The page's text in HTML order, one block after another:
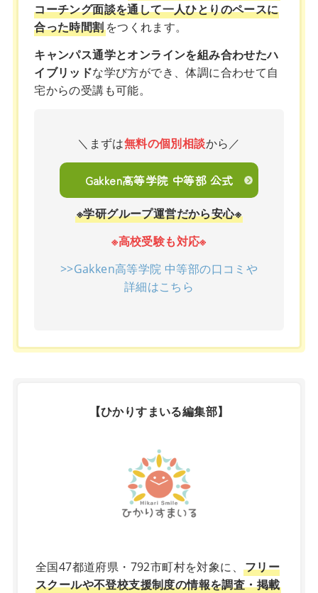
コーチング面談を通して一人ひとりのペースに
合った時間割をつくれます。
キャンパス通学とオンラインを組み合わせたハ
イブリッドな学び方ができ、体調に合わせて自
宅からの受講も可能。
＼まずは無料の個別相談から／
Gakken高等学院 中等部 公式
※学研グループ運営だから安心※
※高校受験も対応※
>>Gakken高等学院 中等部の口コミや
詳細はこちら
【ひかりすまいる編集部】
全国47都道府県・792市町村を対象に、 フリー
スクールや不登校支援制度の情報を調査・掲載